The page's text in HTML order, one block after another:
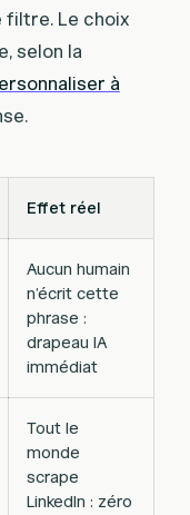
filtre. Le choix
selon la
à
Effet réel
Aucun humain
n’écrit cette
phrase :
drapeau IA
immédiat
Tout le
monde
scrape
LinkedIn : zéro